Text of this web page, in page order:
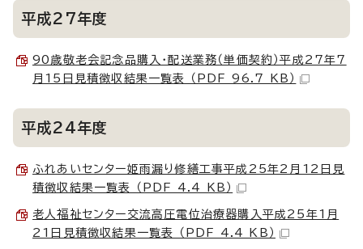
平成27年度
90歳敬老会記念品購入・配送業務（単価契約）平成27年7
月15日見積徴収結果一覧表 （PDF 96.7 KB）
平成24年度
ふれあいセンター姫雨漏り修繕工事平成25年2月12日見
積徴収結果一覧表 （PDF 4.4 KB）
老人福祉センター交流高圧電位治療器購入平成25年1月
21日見積徴収結果一覧表 （PDF 4.4 KB）